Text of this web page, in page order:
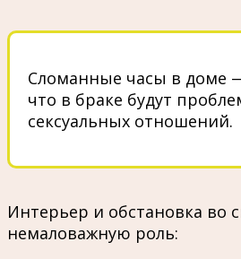
Сломанные часы в доме
что в браке будут
сексуальных отношений.
Интерьер и обстановка во
немаловажную роль: